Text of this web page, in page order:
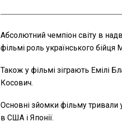
Абсолютний чемпіон світу в
фільмі роль українського бійця
Також у фільмі зіграють Емілі
Косович.
Основні зйомки фільму тривали
в США і Японії.